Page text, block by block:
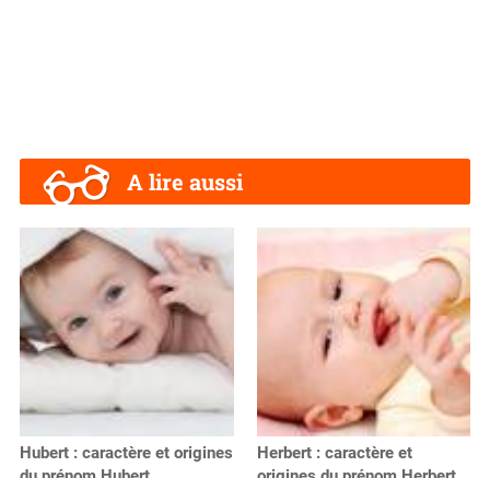
A lire aussi
Hubert : caractère et origines
Herbert : caractère et